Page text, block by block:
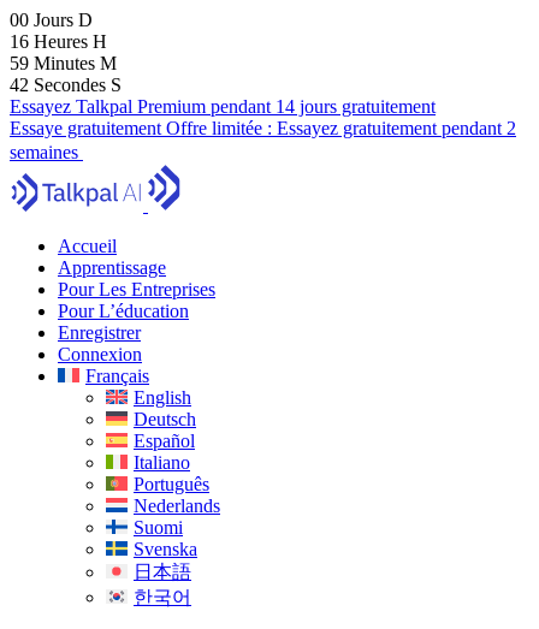
00 Jours D
16 Heures H
59 Minutes M
40 Secondes S
Essayez Talkpal Premium pendant 14 jours gratuitement
Essaye gratuitement Offre limitée : Essayez gratuitement pendant 2
semaines
Accueil
Apprentissage
Pour Les Entreprises
Pour L’éducation
Enregistrer
Connexion
Français
English
Deutsch
Español
Italiano
Português
Nederlands
Suomi
Svenska
日本語
한국어